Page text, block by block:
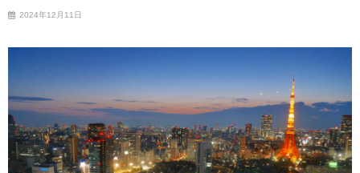
2024年12月11日